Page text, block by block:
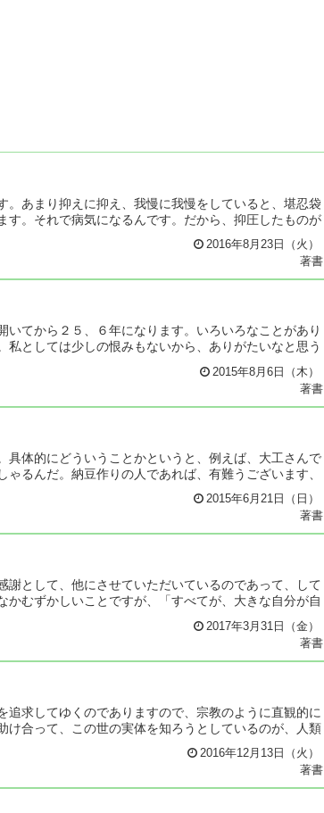
。あまり抑えに抑え、我慢に我慢をしていると、堪忍袋
。それで病気になるんです。だから、抑圧したものが
2016年8月23日（火）
著書
いてから２５、６年になります。いろいろなことがあり
としては少しの恨みもないから、ありがたいなと思う
2015年8月6日（木）
著書
具体的にどういうことかというと、例えば、大工さんで
るんだ。納豆作りの人であれば、有難うございます、
2015年6月21日（日）
著書
謝として、他にさせていただいているのであって、して
むずかしいことですが、「すべてが、大きな自分が自
2017年3月31日（金）
著書
追求してゆくのでありますので、宗教のように直観的に
合って、この世の実体を知ろうとしているのが、人類
2016年12月13日（火）
著書